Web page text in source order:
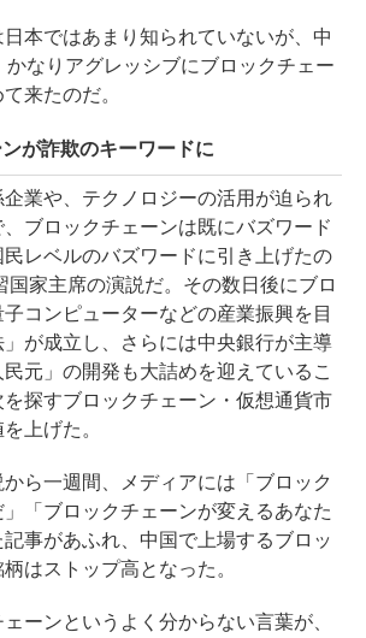
本ではあまり知られていないが、中
かなりアグレッシブにブロックチェー
来たのだ。
が詐欺のキーワードに
業や、テクノロジーの活用が迫られ
ブロックチェーンは既にバズワード
レベルのバズワードに引き上げたの
国家主席の演説だ。その数日後にブロ
コンピューターなどの産業振興を目
が成立し、さらには中央銀行が主導
元」の開発も大詰めを迎えているこ
探すブロックチェーン・仮想通貨市
上げた。
ら一週間、メディアには「ブロック
「ブロックチェーンが変えるあなた
事があふれ、中国で上場するブロッ
はストップ高となった。
ーンというよく分からない言葉が、